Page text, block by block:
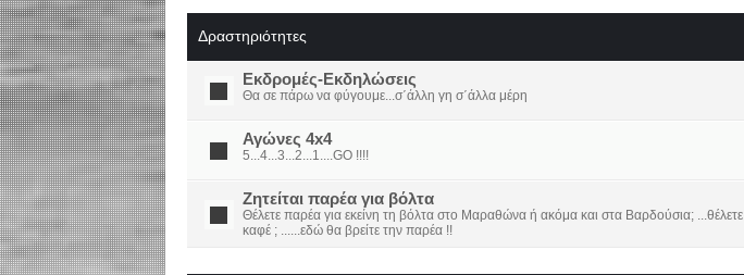
Δραστηριότητες
Εκδρομές-Εκδηλώσεις
Θα σε πάρω να φύγουμε...σ΄άλλη γη σ΄άλλα μέρη
Αγώνες 4x4
5...4...3...2...1....GO !!!!
Ζητείται παρέα για βόλτα
Θέλετε παρέα για εκείνη τη βόλτα στο Μαραθώνα ή ακόμα και στα Βαρδούσια; ...θέλετε
καφέ ; ......εδώ θα βρείτε την παρέα !!